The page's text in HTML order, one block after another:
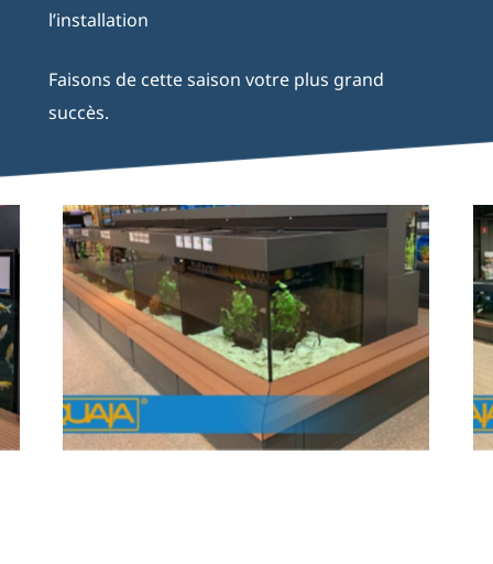
l’installation
Faisons de cette saison votre plus grand
succès.